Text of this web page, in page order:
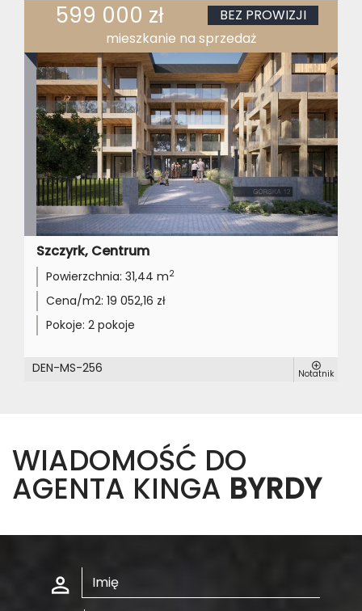
599 000 zł
BEZ PROWIZJI
mieszkanie na sprzedaż
Szczyrk, Centrum
Powierzchnia: 31,44 m2
Cena/m2: 19 052,16 zł
Pokoje: 2 pokoje
DEN-MS-256 Notatnik
WIADOMOŚĆ DO
AGENTA KINGA BYRDY